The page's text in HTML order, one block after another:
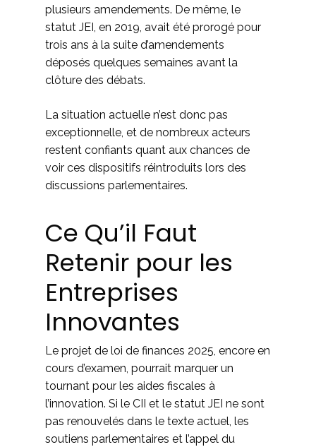
plusieurs amendements. De même, le
statut JEI, en 2019, avait été prorogé pour
trois ans à la suite d’amendements
déposés quelques semaines avant la
clôture des débats.
La situation actuelle n’est donc pas
exceptionnelle, et de nombreux acteurs
restent confiants quant aux chances de
voir ces dispositifs réintroduits lors des
discussions parlementaires.
Ce Qu’il Faut
Retenir pour les
Entreprises
Innovantes
Le projet de loi de finances 2025, encore en
cours d’examen, pourrait marquer un
tournant pour les aides fiscales à
l’innovation. Si le CII et le statut JEI ne sont
pas renouvelés dans le texte actuel, les
soutiens parlementaires et l’appel du